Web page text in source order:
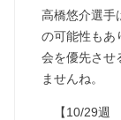
高橋悠介選手
の可能性もあ
会を優先させ
ませんね。
【10/29週